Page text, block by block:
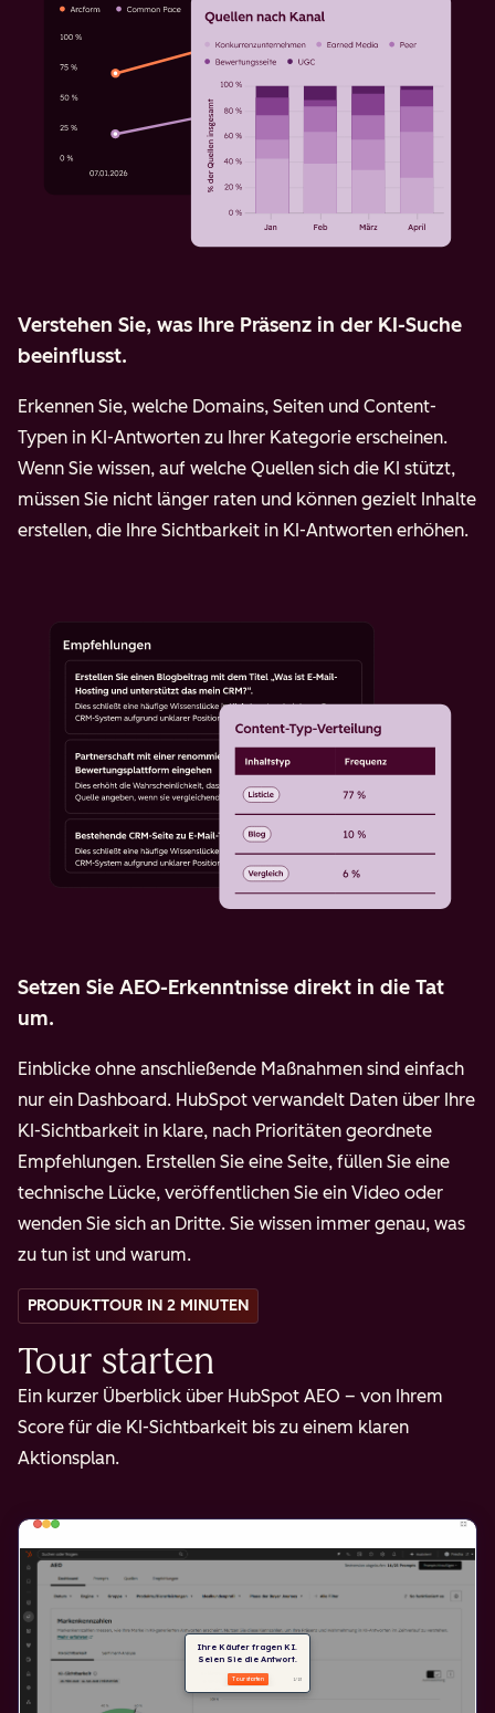
Verstehen Sie, was Ihre Präsenz in der KI-Suche
beeinflusst.
Erkennen Sie, welche Domains, Seiten und Content-
Typen in KI-Antworten zu Ihrer Kategorie erscheinen.
Wenn Sie wissen, auf welche Quellen sich die KI stützt,
müssen Sie nicht länger raten und können gezielt Inhalte
erstellen, die Ihre Sichtbarkeit in KI-Antworten erhöhen.
Setzen Sie AEO-Erkenntnisse direkt in die Tat
um.
Einblicke ohne anschließende Maßnahmen sind einfach
nur ein Dashboard. HubSpot verwandelt Daten über Ihre
KI-Sichtbarkeit in klare, nach Prioritäten geordnete
Empfehlungen. Erstellen Sie eine Seite, füllen Sie eine
technische Lücke, veröffentlichen Sie ein Video oder
wenden Sie sich an Dritte. Sie wissen immer genau, was
zu tun ist und warum.
PRODUKTTOUR IN 2 MINUTEN
Tour starten
Ein kurzer Überblick über HubSpot AEO – von Ihrem
Score für die KI-Sichtbarkeit bis zu einem klaren
Aktionsplan.